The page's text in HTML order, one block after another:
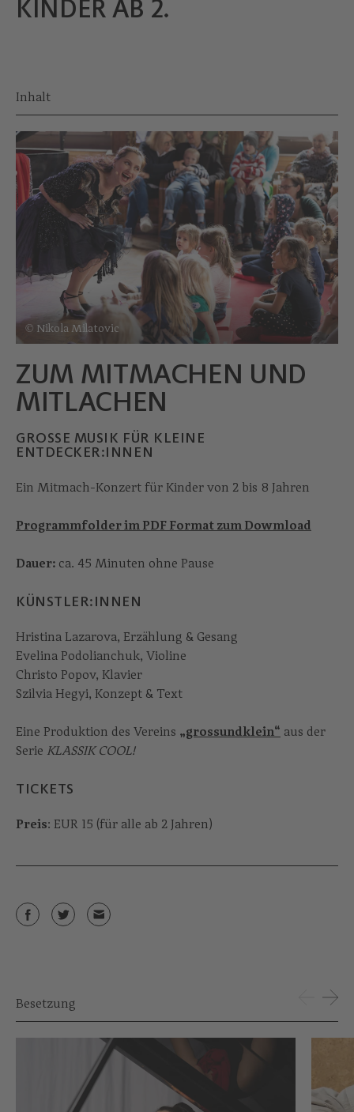
KINDER AB 2.
Inhalt
© Nikola Milatovic
ZUM MITMACHEN UND
MITLACHEN
GROSSE MUSIK FÜR KLEINE E
NTDECKER:INNEN
Ein Mitmach-Konzert für Kinder von 2 bis 8 Jahren
Programmfolder im PDF Format zum Dowmload
Dauer: ca. 45 Minuten ohne Pause
KÜNSTLER:INNEN
Hristina Lazarova, Erzählung & Gesang
Evelina Podolianchuk, Violine
Christo Popov, Klavier
Szilvia Hegyi, Konzept & Text
Eine Produktion des Vereins „grossundklein“ aus der
Serie KLASSIK COOL!
TICKETS
Preis: EUR 15 (für alle ab 2 Jahren)
Besetzung